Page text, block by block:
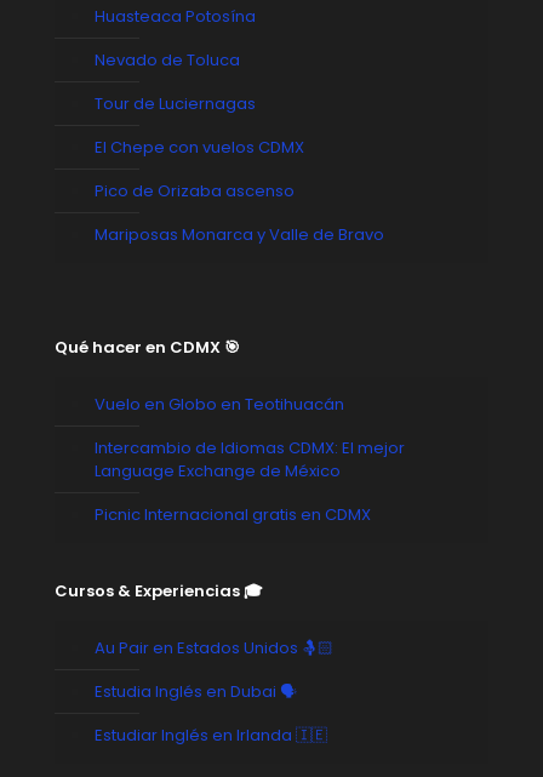
Huasteaca Potosína
Nevado de Toluca
Tour de Luciernagas
El Chepe con vuelos CDMX
Pico de Orizaba ascenso
Mariposas Monarca y Valle de Bravo
Qué hacer en CDMX 🎯
Vuelo en Globo en Teotihuacán
Intercambio de Idiomas CDMX: El mejor
Language Exchange de México
Picnic Internacional gratis en CDMX
Cursos & Experiencias 🎓
Au Pair en Estados Unidos 🤱🏻
Estudia Inglés en Dubai 🗣️
Estudiar Inglés en Irlanda 🇮🇪